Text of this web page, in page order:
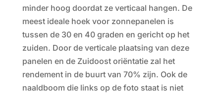
minder hoog doordat ze verticaal hangen. De
meest ideale hoek voor zonnepanelen is
tussen de 30 en 40 graden en gericht op het
zuiden. Door de verticale plaatsing van deze
panelen en de Zuidoost oriëntatie zal het
rendement in de buurt van 70% zijn. Ook de
naaldboom die links op de foto staat is niet